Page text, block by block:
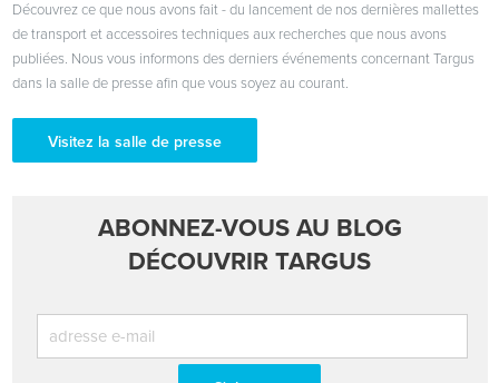
Découvrez ce que nous avons fait - du lancement de nos dernières mallettes
de transport et accessoires techniques aux recherches que nous avons
publiées. Nous vous informons des derniers événements concernant Targus
dans la salle de presse afin que vous soyez au courant.
Visitez la salle de presse
ABONNEZ-VOUS AU BLOG
DÉCOUVRIR TARGUS